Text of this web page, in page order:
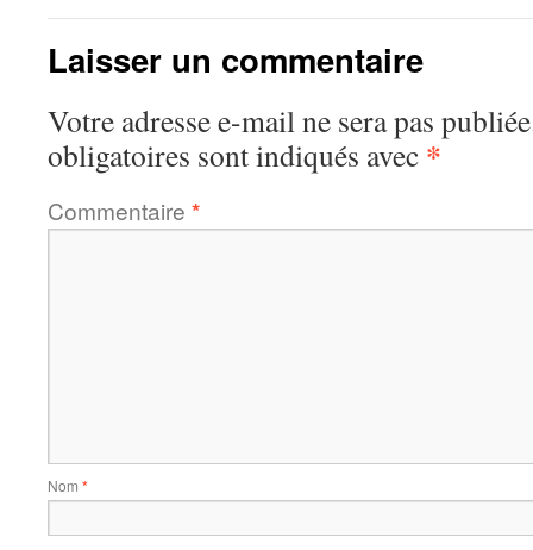
Laisser un commentaire
Votre adresse e-mail ne sera pas
obligatoires sont indiqués avec *
Commentaire *
Nom *